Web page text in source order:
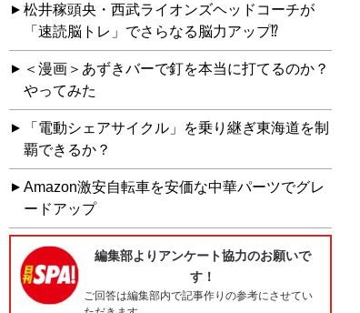
松井稼頭央・西武ライオンズヘッドコーチが
「速読脳トレ」でさらなる脳力アップ⁉
＜漫画＞あずきバーで釘を本当に打てるのか？
やってみた
「電動シェアサイクル」を乗り継ぎ東海道を制
覇できるか？
Amazon激安自転車を安価な中華パーツでグレ
ードアップ